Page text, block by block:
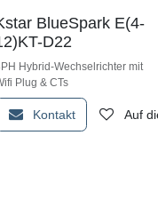
BlueSpark E(4-
D22
Hybrid-Wechselrichter mit
Plug & CTs
Kontakt Auf